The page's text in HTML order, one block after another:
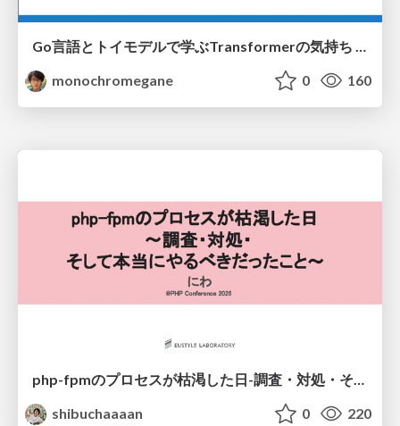
Go言語とトイモデルで学ぶTransformerの気持ち / fukuokago23-transformer
monochromegane
0 160
shibuchaaaan
0 220